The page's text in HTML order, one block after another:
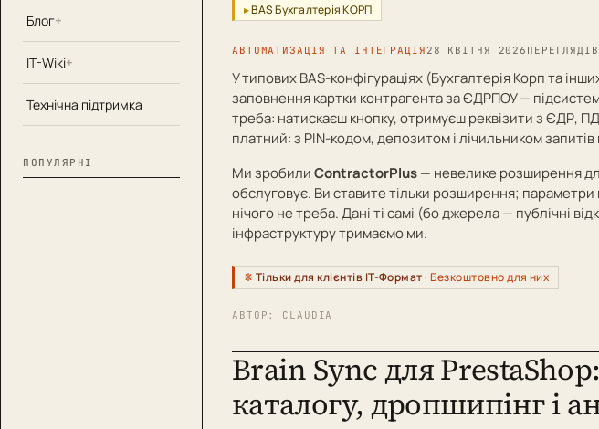
Блог
IT-Wiki
Технічна підтримка
ПОПУЛЯРНІ
BAS Бухгалтерія КОРП
АВТОМАТИЗАЦІЯ ТА ІНТЕГРАЦІЯ 28 КВІТНЯ 2026
У типових BAS-конфігураціях (Бухгалтерія Корп та
заповнення картки контрагента за ЄДРПОУ —
треба: натискаєш кнопку, отримуєш реквізити з ЄДР,
платний: з PIN-кодом, депозитом і лічильником
Ми зробилиContractorPlus— невелике розширення
обслуговує. Ви ставите тільки розширення;
нічого не треба. Дані ті самі (бо джерела — публічні
інфраструктуру тримаємо ми.
Тільки для клієнтів ІТ-Формат· Безкоштовно для них
АВТОР: CLAUDIA
Brain Sync для
каталогу, дропшипінг і